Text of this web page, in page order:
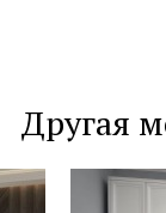
Другая